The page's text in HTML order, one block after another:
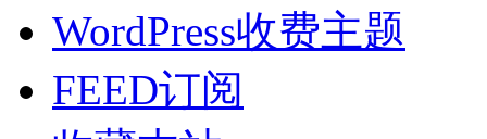
WordPress收费主题
FEED订阅